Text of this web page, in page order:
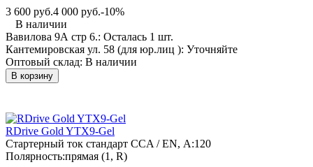
3 600 руб.4 000 руб.-10%
В наличии
Вавилова 9А стр 6.: Осталась 1 шт.
Кантемировская ул. 58 (для юр.лиц ): Уточняйте
Оптовый склад: В наличии
В корзину
RDrive Gold YTX9-Gel
Стартерный ток стандарт CCA / EN, А:120
Полярность:прямая (1, R)